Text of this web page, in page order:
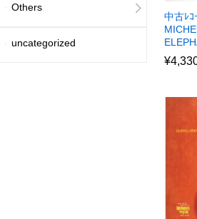
中古ﾚｺ
¥
Others
uncategorized